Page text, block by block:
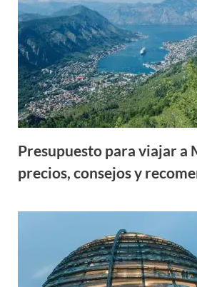
Presupuesto para viajar a
precios, consejos y